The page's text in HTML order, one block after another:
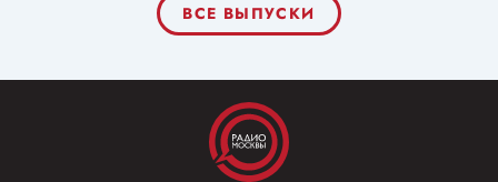
ВСЕ ВЫПУСКИ